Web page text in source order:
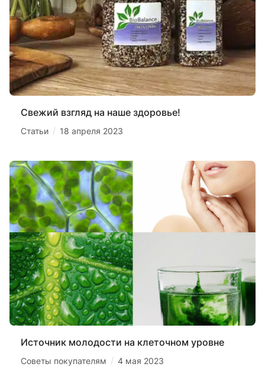
Свежий взгляд на наше здоровье!
Статьи / 18 апреля 2023
Источник молодости на клеточном уровне
Советы покупателям / 4 мая 2023